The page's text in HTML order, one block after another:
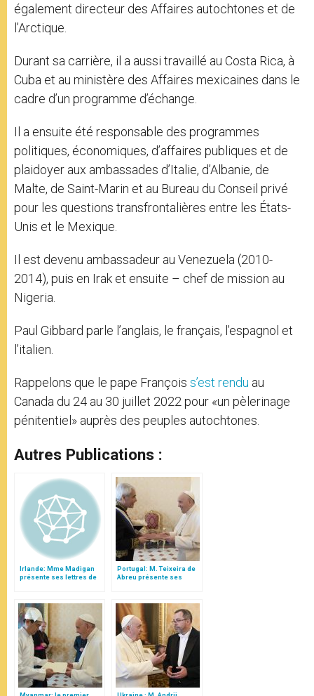
également directeur des Affaires autochtones et de
l’Arctique.
Durant sa carrière, il a aussi travaillé au Costa Rica, à
Cuba et au ministère des Affaires mexicaines dans le
cadre d’un programme d’échange.
Il a ensuite été responsable des programmes
politiques, économiques, d’affaires publiques et de
plaidoyer aux ambassades d’Italie, d’Albanie, de
Malte, de Saint-Marin et au Bureau du Conseil privé
pour les questions transfrontalières entre les États-
Unis et le Mexique.
Il est devenu ambassadeur au Venezuela (2010-
2014), puis en Irak et ensuite – chef de mission au
Nigeria.
Paul Gibbard parle l’anglais, le français, l’espagnol et
l’italien.
Rappelons que le pape François s’est rendu au
Canada du 24 au 30 juillet 2022 pour «un pèlerinage
pénitentiel» auprès des peuples autochtones.
Autres Publications :
Irlande: Mme Madigan
présente ses lettres de
Portugal: M. Teixeira de
Abreu présente ses